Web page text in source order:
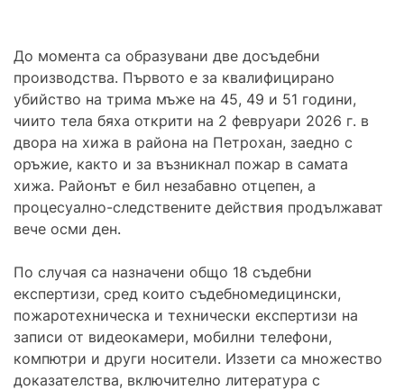
До момента са образувани две досъдебни
производства. Първото е за квалифицирано
убийство на трима мъже на 45, 49 и 51 години,
чиито тела бяха открити на 2 февруари 2026 г. в
двора на хижа в района на Петрохан, заедно с
оръжие, както и за възникнал пожар в самата
хижа. Районът е бил незабавно отцепен, а
процесуално-следствените действия продължават
вече осми ден.
По случая са назначени общо 18 съдебни
експертизи, сред които съдебномедицински,
пожаротехническа и технически експертизи на
записи от видеокамери, мобилни телефони,
компютри и други носители. Иззети са множество
доказателства, включително литература с